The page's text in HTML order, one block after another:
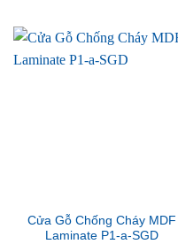
Cửa Gỗ Chống Cháy MDF
Laminate P1-a-SGD